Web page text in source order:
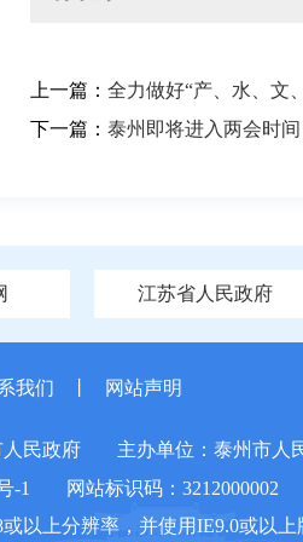
上一篇： 全力做好“产、水、文
下一篇： 泰州即将进入两会时间
江苏省人民政府
我们 网站声明
民政府
主办单位：泰州市人
-1
网站标识码：3212000002
以上分辨率，并使用IE9.0或以